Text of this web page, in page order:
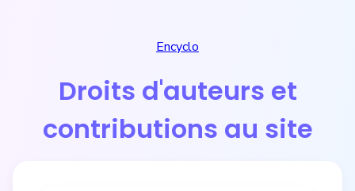
Encyclo
Droits d'auteurs et
contributions au site